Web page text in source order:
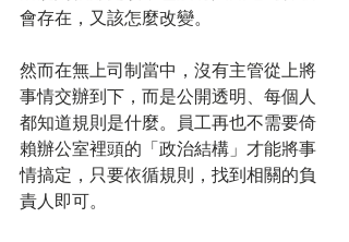
會存在，又該怎麼改變。
然而在無上司制當中，沒有主管從上將
事情交辦到下，而是公開透明、每個人
都知道規則是什麼。員工再也不需要倚
賴辦公室裡頭的「政治結構」才能將事
情搞定，只要依循規則，找到相關的負
責人即可。